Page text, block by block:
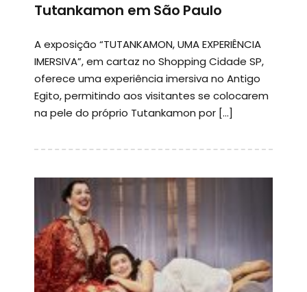
Tutankamon em São Paulo
A exposição “TUTANKAMON, UMA EXPERIÊNCIA
IMERSIVA”, em cartaz no Shopping Cidade SP,
oferece uma experiência imersiva no Antigo
Egito, permitindo aos visitantes se colocarem
na pele do próprio Tutankamon por […]